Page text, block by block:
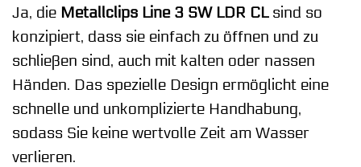
Ja, die Metallclips Line 3 SW LDR CLsind so
konzipiert, dass sie einfach zu öffnen und zu
schließen sind, auch mit kalten oder nassen
Händen. Das spezielle Design ermöglicht eine
schnelle und unkomplizierte Handhabung,
sodass Sie keine wertvolle Zeit am Wasser
verlieren.